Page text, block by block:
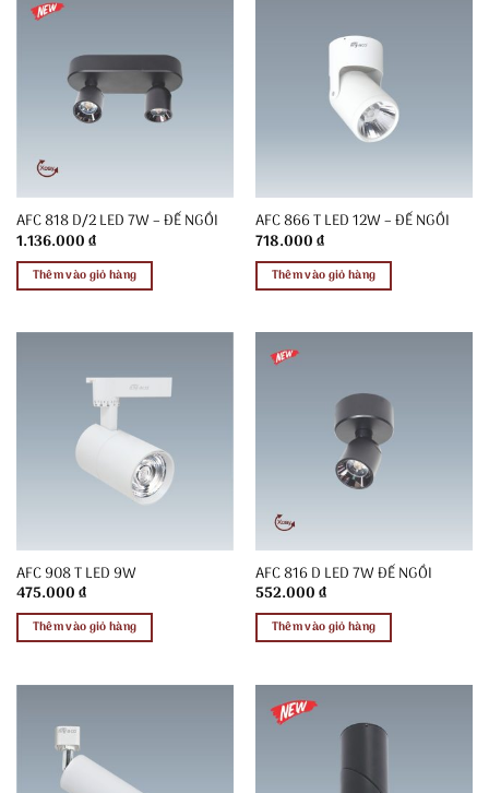
AFC 818 D/2 LED 7W – ĐẾ NGỒI
1.136.000₫
Thêm vào giỏ hàng
AFC 866 T LED 12W – ĐẾ NGỒI
718.000₫
Thêm vào giỏ hàng
AFC 908 T LED 9W
475.000₫
Thêm vào giỏ hàng
AFC 816 D LED 7W ĐẾ NGỒI
552.000₫
Thêm vào giỏ hàng